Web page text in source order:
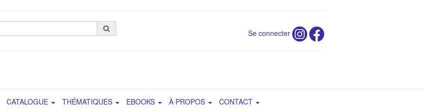
Se connecter
CATALOGUE THÉMATIQUES EBOOKS À PROPOS CONTACT